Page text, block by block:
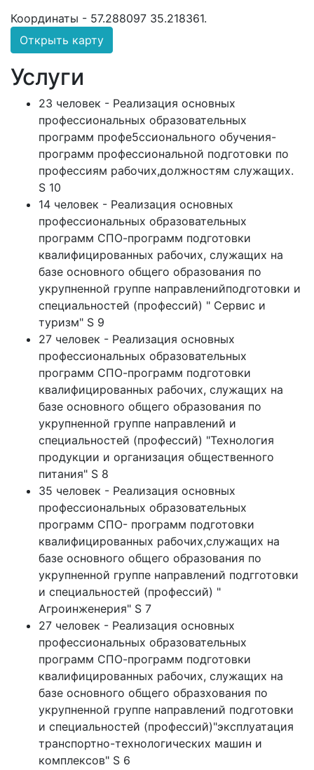
Координаты - 57.288097 35.218361.
Открыть карту
Услуги
23 человек - Реализация основных
профессиональных образовательных
программ профе5ссионального обучения-
программ профессиональной подготовки по
профессиям рабочих,должностям служащих.
S 10
14 человек - Реализация основных
профессиональных образовательных
программ СПО-программ подготовки
квалифицированных рабочих, служащих на
базе основного общего образования по
укрупненной группе направленийподготовки и
специальностей (профессий) " Сервис и
туризм" S 9
27 человек - Реализация основных
профессиональных образовательных
программ СПО-программ подготовки
квалифицированных рабочих, служащих на
базе основного общего образования по
укрупненной группе направлений и
специальностей (профессий) "Технология
продукции и организация общественного
питания" S 8
35 человек - Реализация основных
профессиональных образовательных
программ СПО- программ подготовки
квалифицированных рабочих,служащих на
базе основного общего образования по
укрупненной группе направлений подгготовки
и специальностей (профессий) "
Агроинженерия" S 7
27 человек - Реализация основных
профессиональных образовательных
программ СПО-программ подготовки
квалифицированных рабочих, служащих на
базе основного общего образхования по
укрупненной группе направлений подготовки
и специальностей (профессий)"эксплуатация
транспортно-технологических машин и
комплексов" S 6